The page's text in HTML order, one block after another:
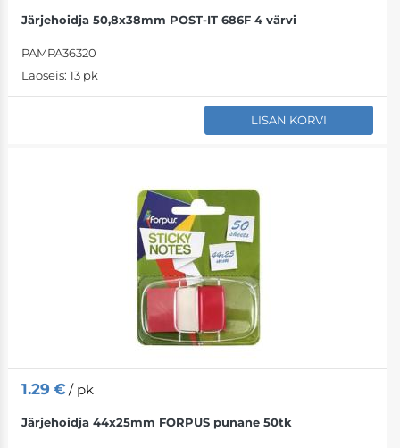
Järjehoidja 50,8x38mm POST-IT 686F 4 värvi
PAMPA36320
Laoseis: 13 pk
LISAN KORVI
1.29 €/ pk
Järjehoidja 44x25mm FORPUS punane 50tk